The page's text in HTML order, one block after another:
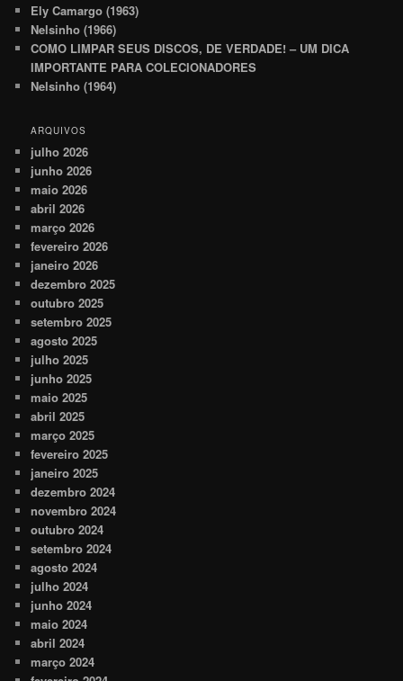
Ely Camargo (1963)
Nelsinho (1966)
COMO LIMPAR SEUS DISCOS, DE VERDADE! – UM DICA
IMPORTANTE PARA COLECIONADORES
Nelsinho (1964)
ARQUIVOS
julho 2026
junho 2026
maio 2026
abril 2026
março 2026
fevereiro 2026
janeiro 2026
dezembro 2025
outubro 2025
setembro 2025
agosto 2025
julho 2025
junho 2025
maio 2025
abril 2025
março 2025
fevereiro 2025
janeiro 2025
dezembro 2024
novembro 2024
outubro 2024
setembro 2024
agosto 2024
julho 2024
junho 2024
maio 2024
abril 2024
março 2024